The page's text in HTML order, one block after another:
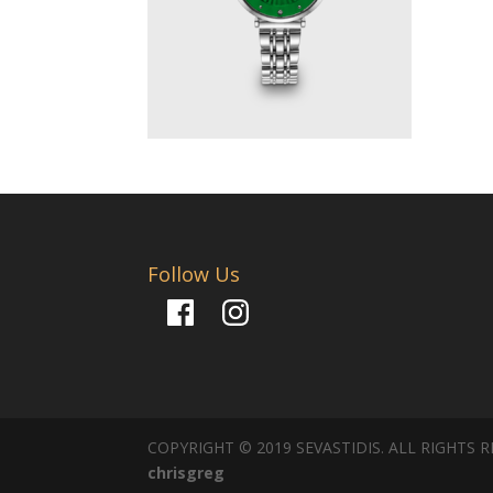
Follow Us
FacebookInstagram
COPYRIGHT © 2019 SEVASTIDIS. ALL RIGHTS
chrisgreg